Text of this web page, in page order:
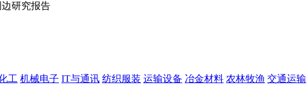
研究报告
工 机械电子 IT与通讯 纺织服装 运输设备 冶金材料 农林牧渔 交通运输